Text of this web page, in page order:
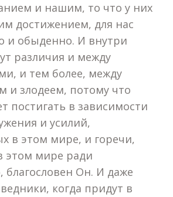
и нашим, то что у них
достижением, для нас
и обыденно. И внутри
различия и между
и тем более, между
и злодеем, потому что
постигать в зависимости
и усилий,
в этом мире, и горечи,
этом мире ради
благословен Он. И даже
когда придут в